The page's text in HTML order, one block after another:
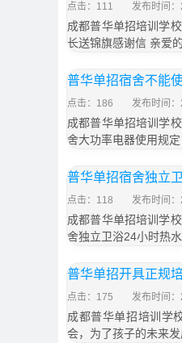
点击：111 发布时间
成都普华单招培训学
长送锦旗感谢信 亲爱
普华单招宿舍不能
点击：186 发布时间
成都普华单招培训学
舍大功率电器使用规
普华单招宿舍独立
点击：118 发布时间
成都普华单招培训学
舍独立卫浴24小时热
普华单招开具正规
点击：175 发布时间
成都普华单招培训学
会，为了孩子的未来